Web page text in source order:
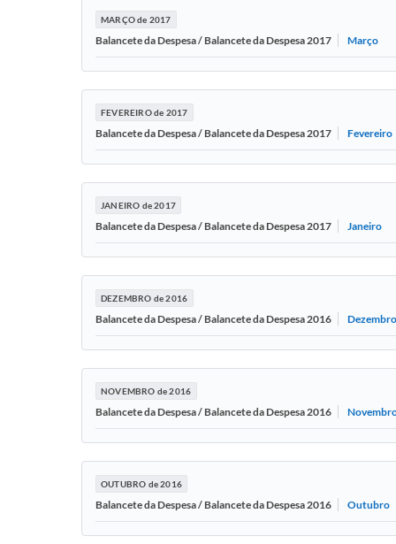
MARÇO de 2017
Balancete da Despesa / Balancete da Despesa 2017 Março
FEVEREIRO de 2017
Balancete da Despesa / Balancete da Despesa 2017 Fevereiro
JANEIRO de 2017
Balancete da Despesa / Balancete da Despesa 2017 Janeiro
DEZEMBRO de 2016
Balancete da Despesa / Balancete da Despesa 2016 Dezembro
NOVEMBRO de 2016
Balancete da Despesa / Balancete da Despesa 2016
OUTUBRO de 2016
Balancete da Despesa / Balancete da Despesa 2016 Outubro